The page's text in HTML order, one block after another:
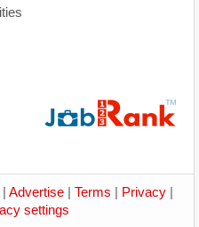
Advertise Terms Privacy
settings